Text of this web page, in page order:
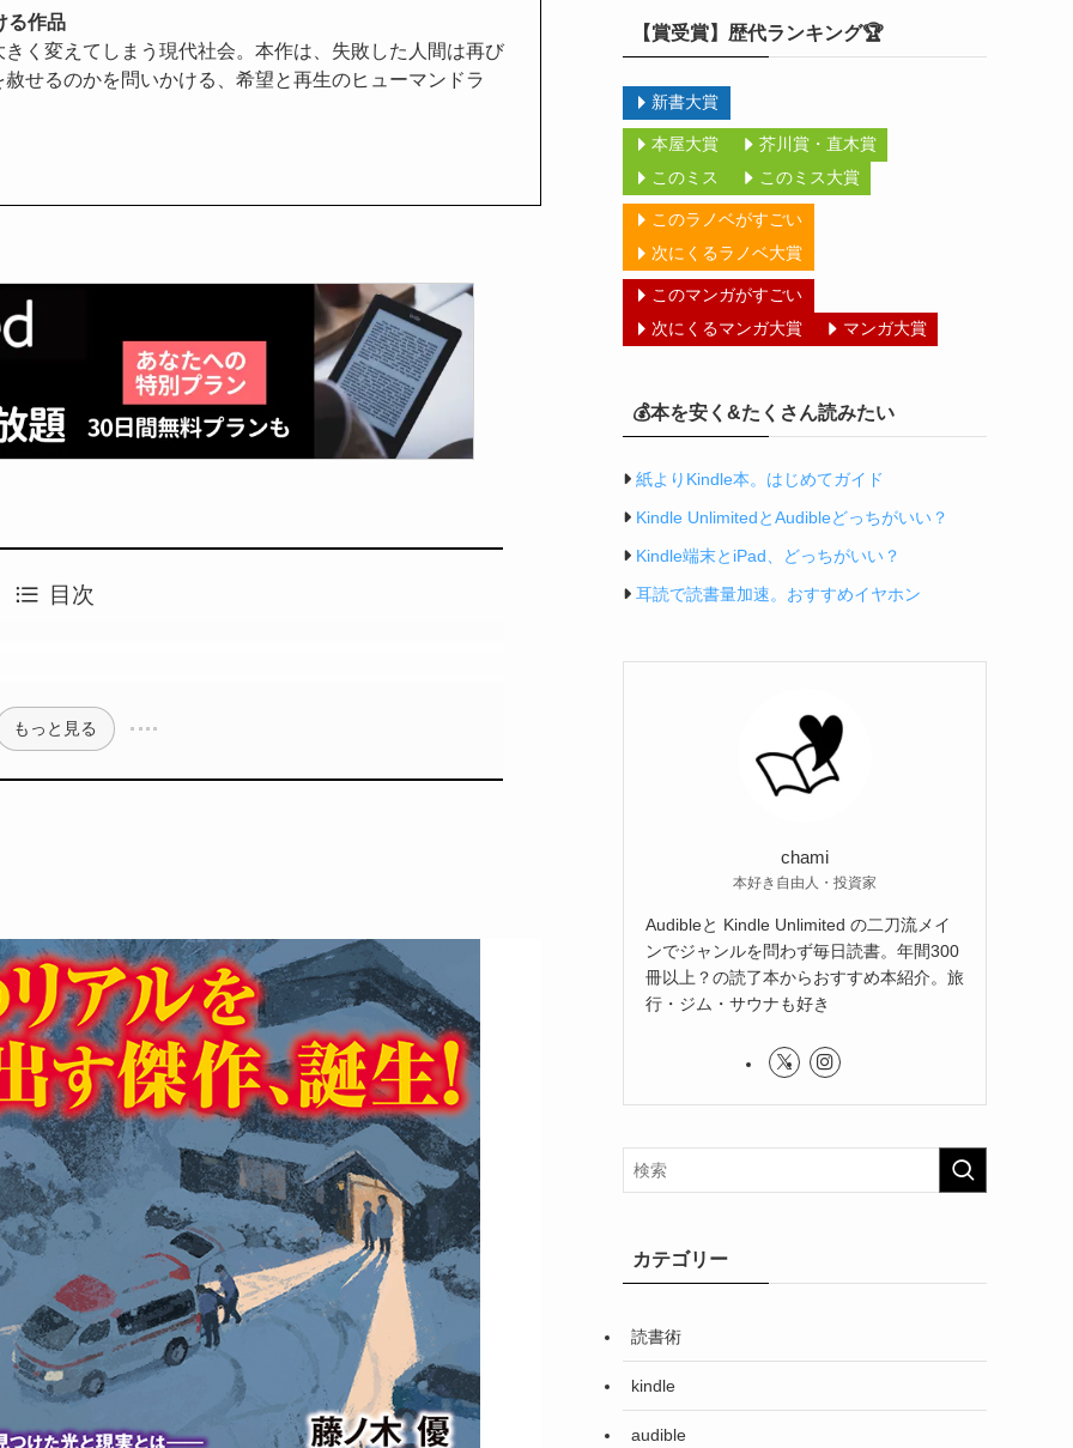
る作品
く変えてしまう現代社会。本作は、失敗した人間は再び
せるのかを問いかける、希望と再生のヒューマンドラ
目次
もっと見る
【賞受賞】歴代ランキング🏆
新書大賞
本屋大賞
芥川賞・直木賞
このミス
このミス大賞
このラノベがすごい
次にくるラノベ大賞
このマンガがすごい
次にくるマンガ大賞
マンガ大賞
💰本を安く&たくさん読みたい
紙よりKindle本。はじめてガイド
Kindle UnlimitedとAudibleどっちがいい？
Kindle端末とiPad、どっちがいい？
耳読で読書量加速。おすすめイヤホン
chami
本好き自由人・投資家
Audibleと Kindle Unlimited の二刀流メイ
ンでジャンルを問わず毎日読書。年間300
冊以上？の読了本からおすすめ本紹介。旅
行・ジム・サウナも好き
カテゴリー
読書術
kindle
audible